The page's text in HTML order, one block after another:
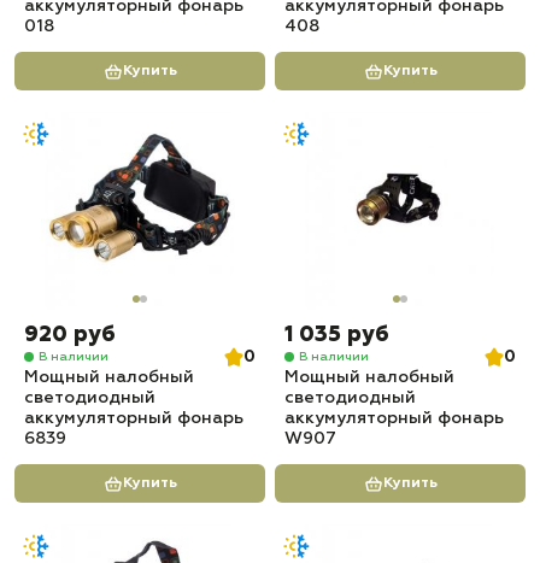
аккумуляторный фонарь
018
Купить
аккумуляторный фонарь
408
Купить
920 руб
В наличии
0
Мощный налобный
светодиодный
аккумуляторный фонарь
6839
Купить
1 035 руб
В наличии
0
Мощный налобный
светодиодный
аккумуляторный фонарь
W907
Купить